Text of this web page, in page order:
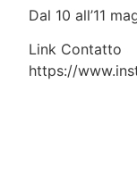
Dal 10 all’11
Link Contatto
https://